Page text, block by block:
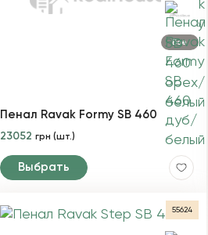
Пенал Ravak Formy SB 460
23052 грн (шт.)
Выбрать
Все
55624